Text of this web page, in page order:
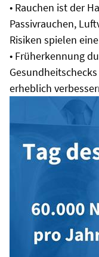
• Rauchen ist der
Passivrauchen,
Risiken spielen
• Früherkennung
erheblich